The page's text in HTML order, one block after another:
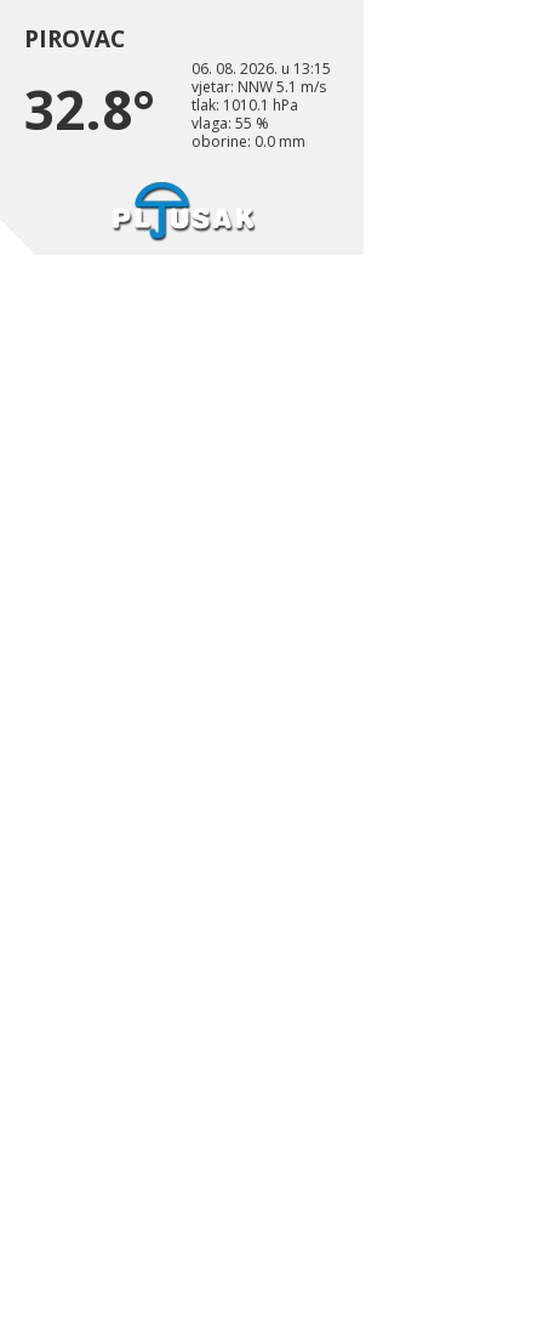
PIROVAC
32.8°
06. 08. 2026. u 13:15
vjetar: NNW 5.1 m/s
tlak: 1010.1 hPa
vlaga: 55 %
oborine: 0.0 mm